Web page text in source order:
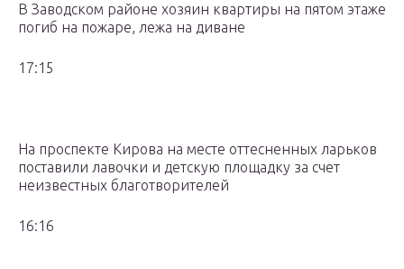
В Заводском районе хозяин квартиры на пятом этаже
погиб на пожаре, лежа на диване
17:15
На проспекте Кирова на месте оттесненных ларьков
поставили лавочки и детскую площадку за счет
неизвестных благотворителей
16:16